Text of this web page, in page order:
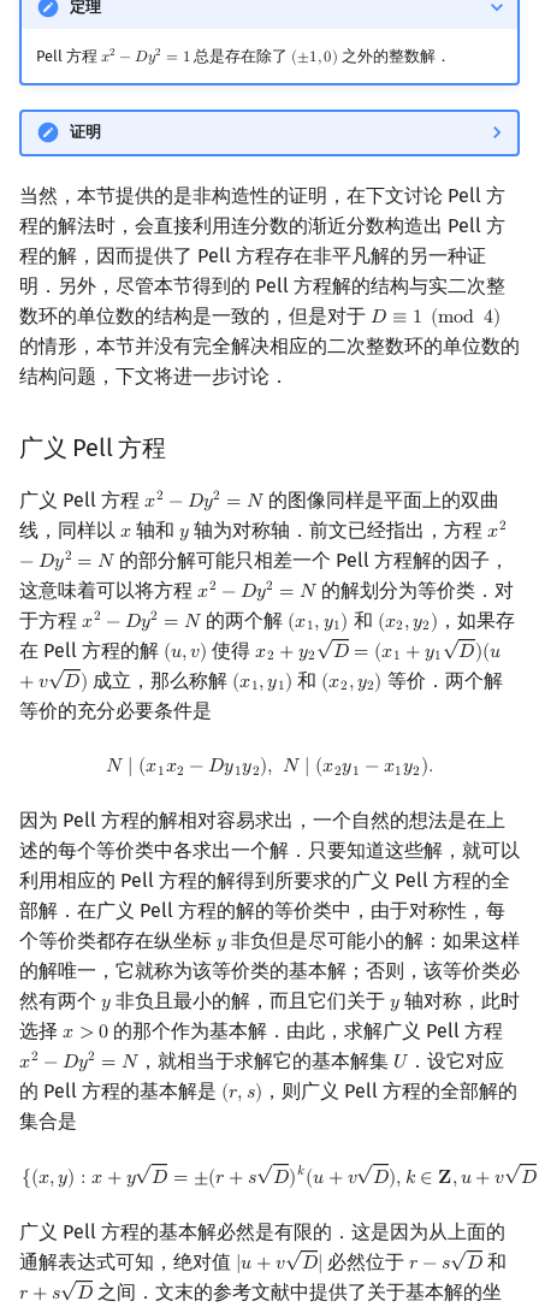
定理
Pell 方程 𝑥2 − 𝐷𝑦2 = 1
x2 −D y2=1 总是存在除了 (±1,0)
(±1,0) 之外的整数解．
证明
当然，本节提供的是非构造性的证明，在下文讨论 Pell 方
程的解法时，会直接利用连分数的渐近分数构造出 Pell 方
程的解，因而提供了 Pell 方程存在非平凡解的另一种证
明．另外，尽管本节得到的 Pell 方程解的结构与实二次整
数环的单位数的结构是一致的，但是对于 𝐷 ≡ 1 (mod 4)
D≡ 1( mod4)
的情形，本节并没有完全解决相应的二次整数环的单位数的
结构问题，下文将进一步讨论．
广义 Pell 方程
广义 Pell 方程 𝑥2 −𝐷𝑦2 = 𝑁
x2 −D y2=N
的图像同样是平面上的双曲
线，同样以 𝑥
x 轴和𝑦
y轴为对称轴．前文已经指出，方程 𝑥2
−𝐷𝑦2 = 𝑁
x2
的部分解可能只相差一个 Pell 方程解的因子，
这意味着可以将方程 𝑥2 −𝐷𝑦2 = 𝑁
x2 −D y2=N
的解划分为等价类．对
于方程 𝑥2 −𝐷𝑦2 = 𝑁
x2 −D y2=N 的两个解 (𝑥1,𝑦1)
(x1,y1) 和 (𝑥2,𝑦2)
(x2,y2)
，如果存
在 Pell 方程的解 (𝑢,𝑣)
(u,v) 使得𝑥2 +𝑦2
√
𝐷 = (𝑥1 +𝑦1
√
𝐷)(𝑢
+𝑣
√
𝐷)
x2 +y 2D=(x1 +y 1D)( u+ vD)
成立，那么称解 (𝑥1,𝑦1)
(x1,y1) 和 (𝑥2,𝑦2)
(x2,y2) 等价．两个解
等价的充分必要条件是
𝑁 ∣ (𝑥1𝑥2 −𝐷𝑦1𝑦2), 𝑁 ∣ (𝑥2𝑦1 −𝑥1𝑦2).
N∣( x1 x2 −Dy1y2) N∣( x 2y1−x 1y2).
因为 Pell 方程的解相对容易求出，一个自然的想法是在上
述的每个等价类中各求出一个解．只要知道这些解，就可以
利用相应的 Pell 方程的解得到所要求的广义 Pell 方程的全
部解．在广义 Pell 方程的解的等价类中，由于对称性，每
个等价类都存在纵坐标 𝑦
y非负但是尽可能小的解：如果这样
的解唯一，它就称为该等价类的基本解；否则，该等价类必
然有两个 𝑦
y非负且最小的解，而且它们关于 𝑦
y轴对称，此时
选择 𝑥 > 0
x>0 的那个作为基本解．由此，求解广义 Pell 方程
𝑥2 −𝐷𝑦2 = 𝑁
x2 −D y2=N ，就相当于求解它的基本解集 𝑈
U ．设它对应
的 Pell 方程的基本解是 (𝑟, 𝑠)
(r,s )
，则广义 Pell 方程的全部解的
集合是
{(𝑥,𝑦) : 𝑥 +𝑦
√
𝐷 = ±(𝑟 + 𝑠
√
𝐷)𝑘(𝑢 +𝑣
√
𝐷), 𝑘 ∈ 𝐙,𝑢+𝑣
√
𝐷
{ (x, y):x+y D= ±(r+ sD )k(u+vD),k ∈ Z,u+vD ∈ U} .
广义 Pell 方程的基本解必然是有限的．这是因为从上面的
通解表达式可知，绝对值 |𝑢 +𝑣
√
𝐷|
|u +v D| 必然位于𝑟 − 𝑠
√
𝐷
r−sD 和
𝑟 + 𝑠
√
𝐷
r+sD 之间．文末的参考文献中提供了关于基本解的坐